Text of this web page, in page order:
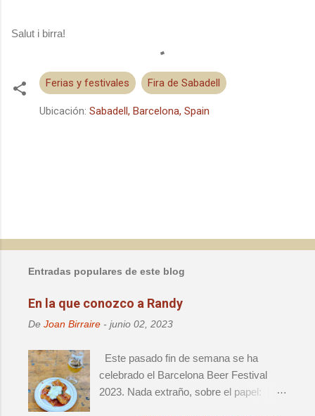
Salut i birra!
Ferias y festivales Fira de Sabadell
Ubicación: Sabadell, Barcelona, Spain
t
rEntradas populares de este blog
En la que conozco a Randy
De Joan Birraire - junio 02, 2023
Este pasado fin de semana se ha
celebrado el Barcelona Beer Festival
2023. Nada extraño, sobre el papel: